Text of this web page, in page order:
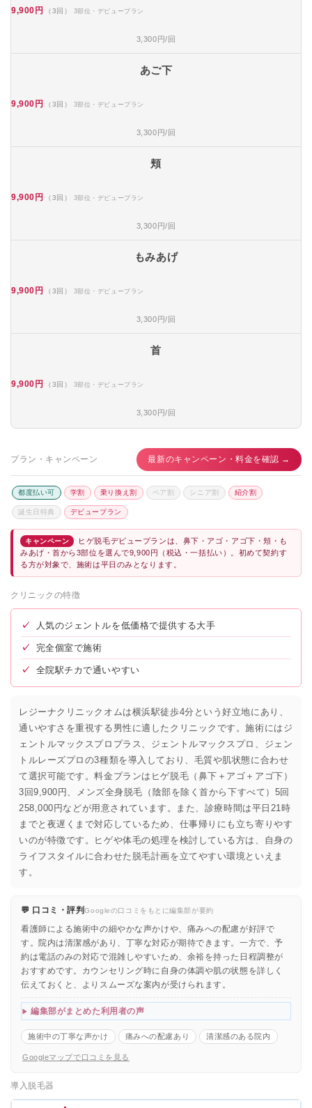
9,900円 （3回） 3部位・デビュープラン
3,300円/回
あご下
9,900円 （3回） 3部位・デビュープラン
3,300円/回
頬
9,900円 （3回） 3部位・デビュープラン
3,300円/回
もみあげ
9,900円 （3回） 3部位・デビュープラン
3,300円/回
首
9,900円 （3回） 3部位・デビュープラン
3,300円/回
プラン・キャンペーン 最新のキャンペーン・料金を確認 →
都度払い可 学割 乗り換え割 ペア割 シニア割 紹介割
誕生日特典 デビュープラン
キャンペーン
ヒゲ脱毛デビュープランは、鼻下・アゴ・アゴ下・頬・も
みあげ・首から3部位を選んで9,900円（税込・一括払い）。初めて契約す
る方が対象で、施術は平日のみとなります。
クリニックの特徴
✓ 人気のジェントルを低価格で提供する大手
✓ 完全個室で施術
✓ 全院駅チカで通いやすい
レジーナクリニックオムは横浜駅徒歩4分という好立地にあり、
通いやすさを重視する男性に適したクリニックです。施術にはジ
ェントルマックスプロプラス、ジェントルマックスプロ、ジェン
トルレーズプロの3種類を導入しており、毛質や肌状態に合わせ
て選択可能です。料金プランはヒゲ脱毛（鼻下＋アゴ＋アゴ下）
3回9,900円、メンズ全身脱毛（陰部を除く首から下すべて）5回
258,000円などが用意されています。また、診療時間は平日21時
までと夜遅くまで対応しているため、仕事帰りにも立ち寄りやす
いのが特徴です。ヒゲや体毛の処理を検討している方は、自身の
ライフスタイルに合わせた脱毛計画を立てやすい環境といえま
す。
💬 口コミ・評判Googleの口コミをもとに編集部が要約
看護師による施術中の細やかな声かけや、痛みへの配慮が好評で
す。院内は清潔感があり、丁寧な対応が期待できます。一方で、予
約は電話のみの対応で混雑しやすいため、余裕を持った日程調整が
おすすめです。カウンセリング時に自身の体調や肌の状態を詳しく
伝えておくと、よりスムーズな案内が受けられます。
編集部がまとめた利用者の声
施術中の丁寧な声かけ 痛みへの配慮あり 清潔感のある院内
Googleマップで口コミを見る
導入脱毛器